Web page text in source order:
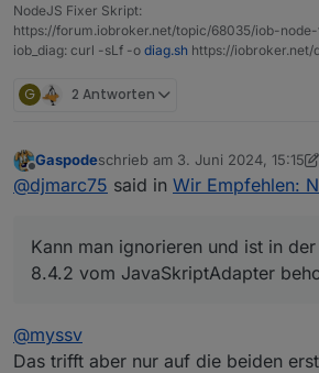
nun zu beurteilen?
Achtung, du bist schon wieder der
wenn nein, wann wird es ernst?
Viele Grüße Duffy
NodeJS Fixer Skript:
https://forum.iobroker.net/topic/68035/iob-
iob_diag: curl -sLf -o diag.sh https://iobroker.net/
G 2 Antworten
Offline
Gaspodeschrieb am 3. Juni 2024, 15:15
zuletzt editiert von Gaspode 6.
@djmarc75 said in Wir Empfehlen:
Kann man ignorieren und ist in
8.4.2 vom JavaSkriptAdapter
@myssv
Das trifft aber nur auf die beiden